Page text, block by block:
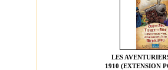
LES
1910 (EXTENSION